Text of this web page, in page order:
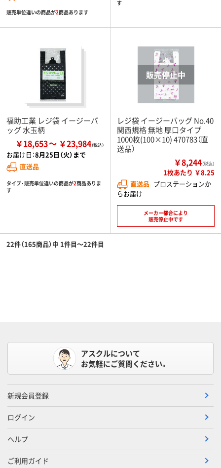
販売単位違いの商品が2商品あります
す
福助工業 レジ袋 イージーバ
ッグ 水玉柄
￥18,653 ￥23,984
お届け日：8月25日（火）まで
直送品
タイプ・販売単位違いの商品が2商品ありま
す
レジ袋 イージーバッグ No.40
関西規格 無地 厚口タイプ
1000枚(100×10) 470783（直
送品）
￥8,244（税込）
1枚あたり ￥8.25
直送品 プロステーションか
らお届け
メーカー都合により
販売停止中です
22件（165商品）中 1件目～22件目
アスクルについて
お気軽にご質問ください。
新規会員登録
ログイン
ヘルプ
ご利用ガイド